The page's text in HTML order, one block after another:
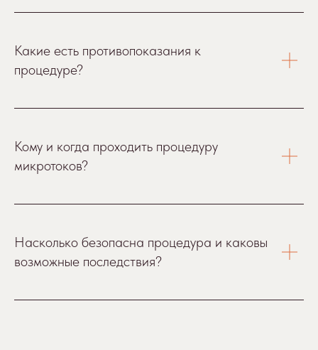
Какие есть противопоказания к
процедуре?
Кому и когда проходить процедуру
микротоков?
Насколько безопасна процедура и каковы
возможные последствия?